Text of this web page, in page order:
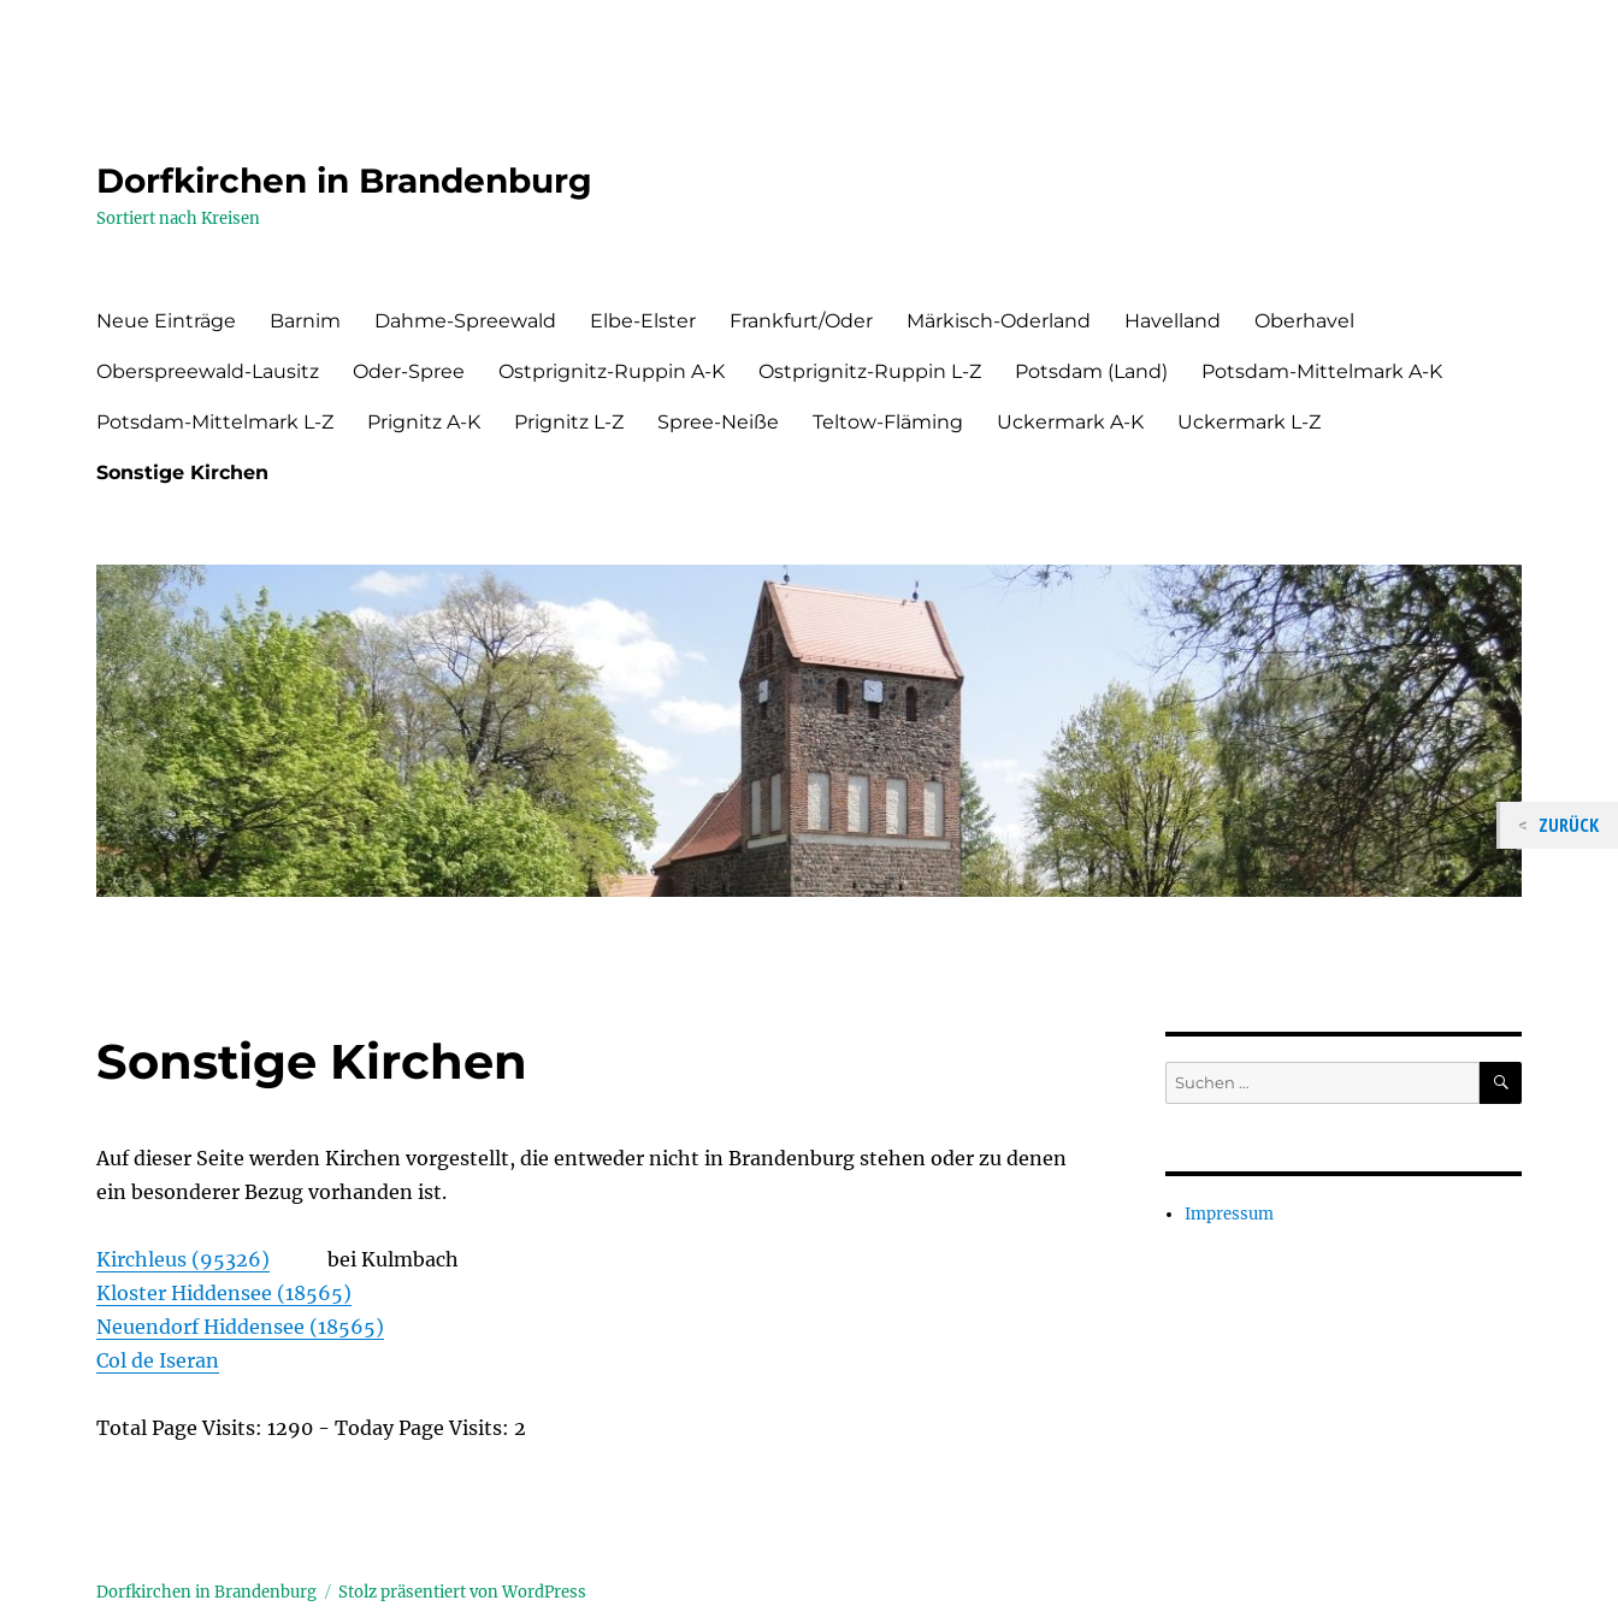
Dorfkirchen in Brandenburg
Sortiert nach Kreisen
Neue Einträge Barnim Dahme-Spreewald Elbe-Elster Frankfurt/Oder Märkisch-Oderland Havelland Oberhavel
Oberspreewald-Lausitz Oder-Spree Ostprignitz-Ruppin A-K Ostprignitz-Ruppin L-Z Potsdam (Land) Potsdam-Mittelmark A-K
Potsdam-Mittelmark L-Z Prignitz A-K Prignitz L-Z Spree-Neiße Teltow-Fläming Uckermark A-K Uckermark L-Z
Sonstige Kirchen
Sonstige Kirchen
Auf dieser Seite werden Kirchen vorgestellt, die entweder nicht in Brandenburg stehen oder zu denen
ein besonderer Bezug vorhanden ist.
Kirchleus (95326) bei Kulmbach
Kloster Hiddensee (18565)
Neuendorf Hiddensee (18565)
Col de Iseran
Total Page Visits: 1290 - Today Page Visits: 2
Suchen
nach:
SUCHEN
Impressum
Dorfkirchen in Brandenburg Stolz präsentiert von WordPress
ZURÜCK